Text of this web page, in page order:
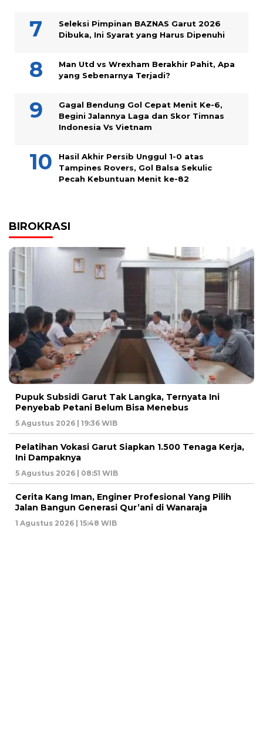
Seleksi Pimpinan BAZNAS Garut 2026
Dibuka, Ini Syarat yang Harus Dipenuhi
Man Utd vs Wrexham Berakhir Pahit, Apa
yang Sebenarnya Terjadi?
Gagal Bendung Gol Cepat Menit Ke-6,
Begini Jalannya Laga dan Skor Timnas
Indonesia Vs Vietnam
Hasil Akhir Persib Unggul 1-0 atas
Tampines Rovers, Gol Balsa Sekulic
Pecah Kebuntuan Menit ke-82
BIROKRASI
Pupuk Subsidi Garut Tak Langka, Ternyata Ini
Penyebab Petani Belum Bisa Menebus
5 Agustus 2026 | 19:36 WIB
Pelatihan Vokasi Garut Siapkan 1.500 Tenaga Kerja,
Ini Dampaknya
5 Agustus 2026 | 08:51 WIB
Cerita Kang Iman, Enginer Profesional Yang Pilih
Jalan Bangun Generasi Qur’ani di Wanaraja
1 Agustus 2026 | 15:48 WIB